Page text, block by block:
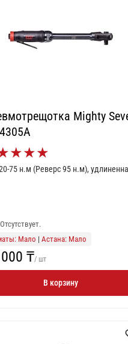
Mighty
★★★
75 н.м (Реверс 95 н.м),
Мало |Астана: Мало
₸/ шт
В корзину